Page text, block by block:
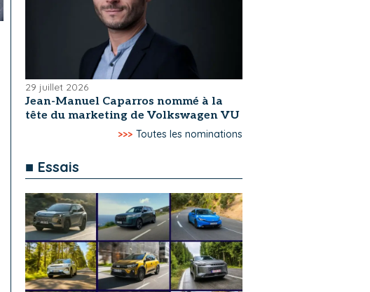
29 juillet 2026
Jean-Manuel Caparros nommé à la
tête du marketing de Volkswagen VU
>>> Toutes les nominations
■ Essais